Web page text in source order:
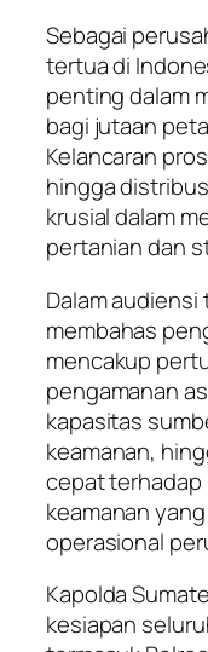
Sebagai
tertua di
penting dalam
bagi jutaan
Kelancaran
hingga
krusial dalam
pertanian dan
Dalam
membahas
mencakup
pengamanan
kapasitas
keamanan,
cepat
keamanan
operasional
Kapolda
kesiapan